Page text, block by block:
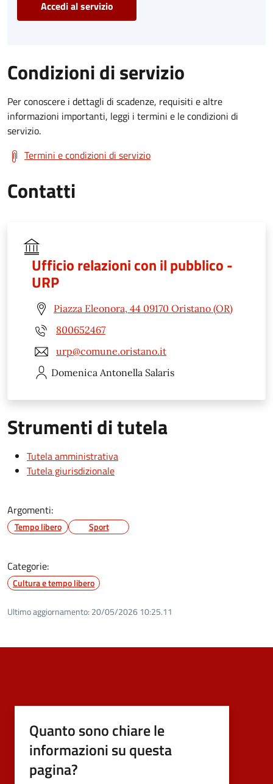
Accedi al servizio
Condizioni di servizio
Per conoscere i dettagli di scadenze, requisiti e altre
informazioni importanti, leggi i termini e le condizioni di
servizio.
Termini e condizioni di servizio
Contatti
Ufficio relazioni con il pubblico -
URP
Piazza Eleonora, 44 09170 Oristano (OR)
800652467
urp@comune.oristano.it
Domenica Antonella Salaris
Strumenti di tutela
Tutela amministrativa
Tutela giurisdizionale
Argomenti:
Tempo libero Sport
Categorie:
Cultura e tempo libero
Ultimo aggiornamento: 20/05/2026 10:25.11
Quanto sono chiare le
informazioni su questa
pagina?